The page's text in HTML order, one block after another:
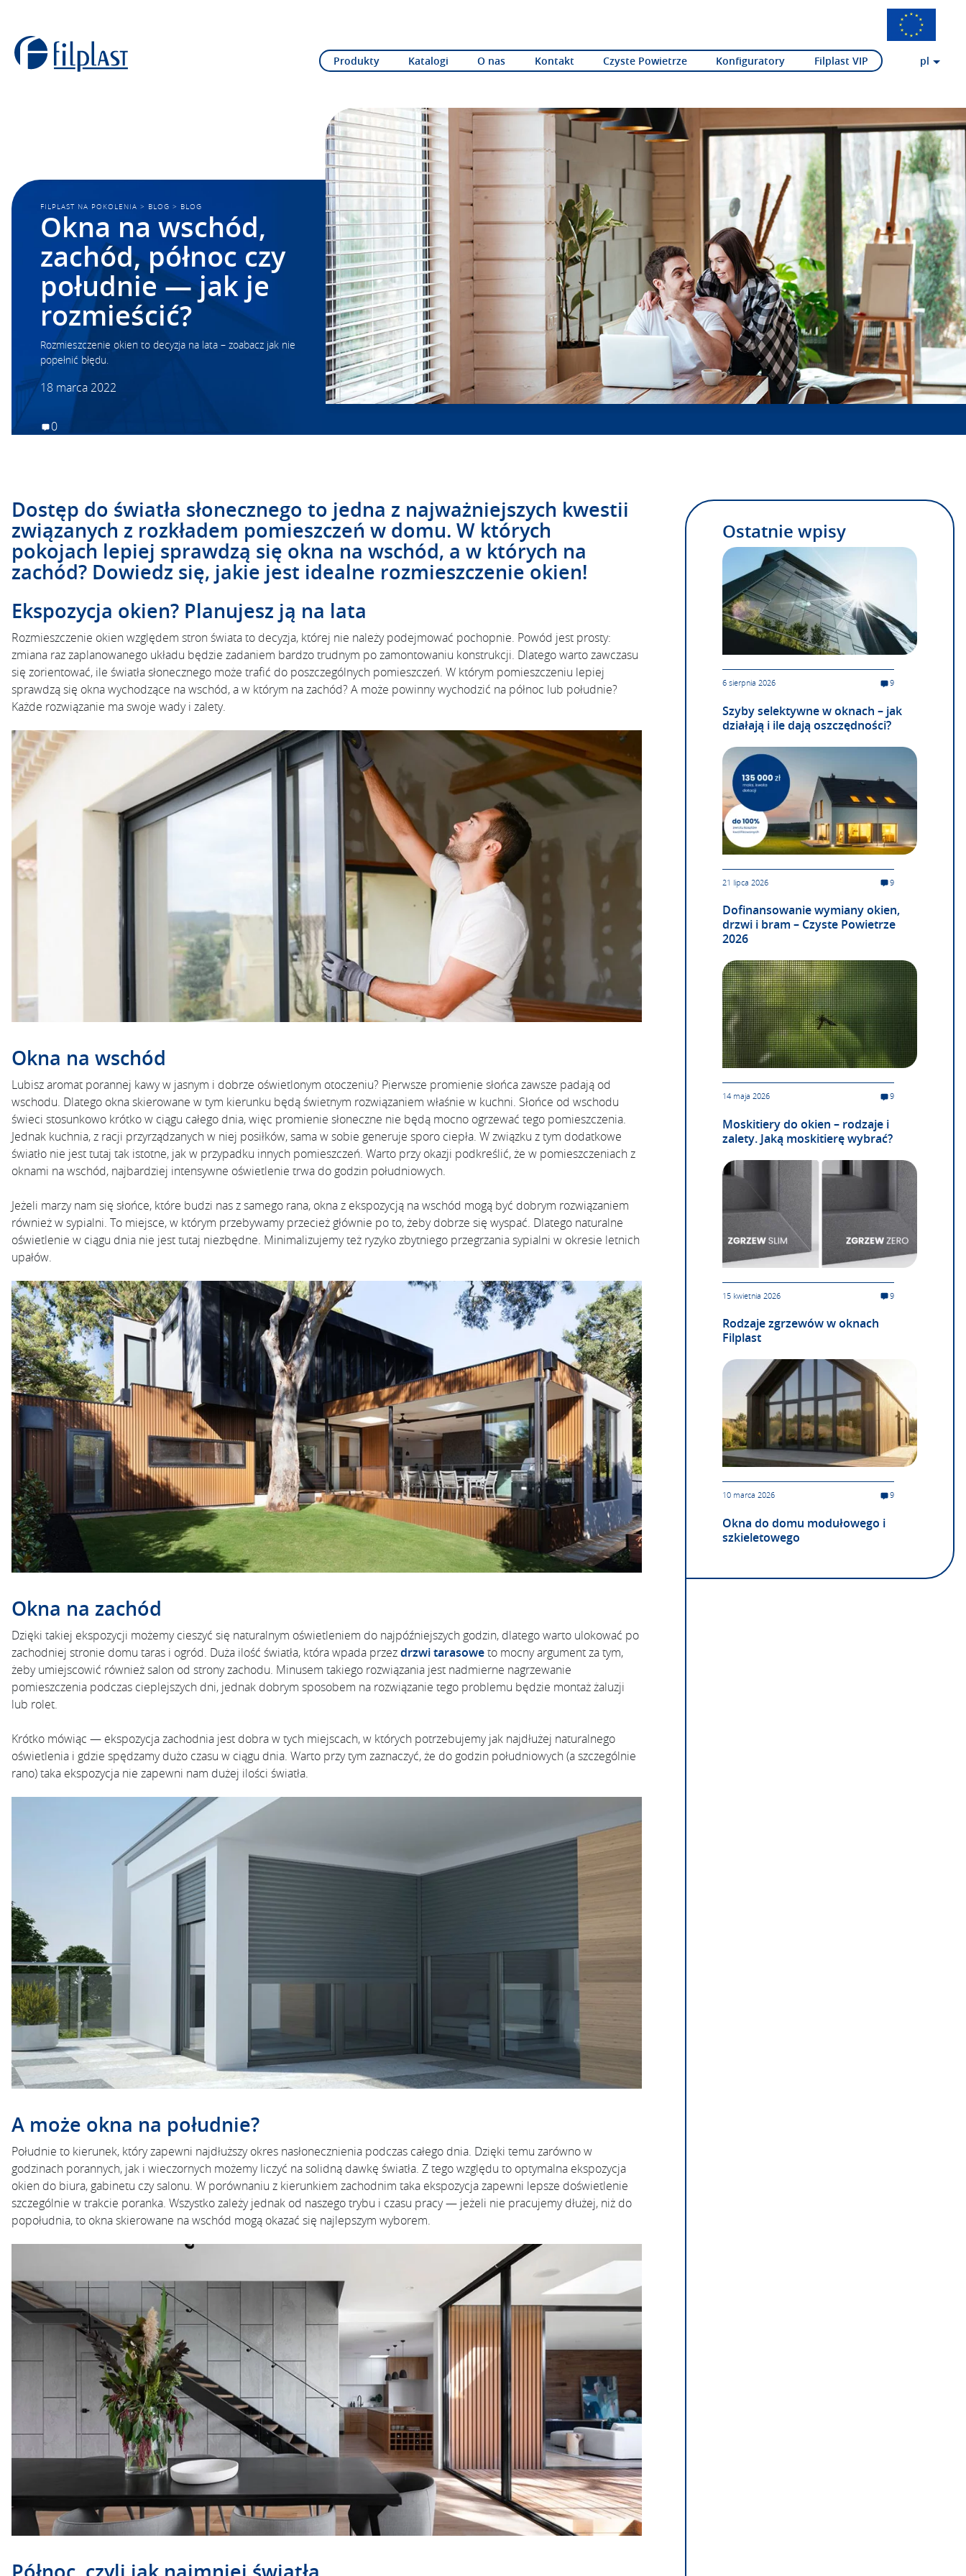
Produkty Katalogi O nas Kontakt Czyste Powietrze Konfiguratory Filplast VIP pl
FILPLAST NA POKOLENIA > BLOG > BLOG
Okna na wschód,
zachód, północ czy
południe — jak je
rozmieścić?
Rozmieszczenie okien to decyzja na lata – zoabacz jak nie
popełnić błędu.
18 marca 2022
0
Dostęp do światła słonecznego to jedna z najważniejszych kwestii
związanych z rozkładem pomieszczeń w domu. W których
pokojach lepiej sprawdzą się okna na wschód, a w których na
zachód? Dowiedz się, jakie jest idealne rozmieszczenie okien!
Ekspozycja okien? Planujesz ją na lata
Rozmieszczenie okien względem stron świata to decyzja, której nie należy podejmować pochopnie. Powód jest prosty:
zmiana raz zaplanowanego układu będzie zadaniem bardzo trudnym po zamontowaniu konstrukcji. Dlatego warto zawczasu
się zorientować, ile światła słonecznego może trafić do poszczególnych pomieszczeń. W którym pomieszczeniu lepiej
sprawdzą się okna wychodzące na wschód, a w którym na zachód? A może powinny wychodzić na północ lub południe?
Każde rozwiązanie ma swoje wady i zalety.
Okna na wschód
Lubisz aromat porannej kawy w jasnym i dobrze oświetlonym otoczeniu? Pierwsze promienie słońca zawsze padają od
wschodu. Dlatego okna skierowane w tym kierunku będą świetnym rozwiązaniem właśnie w kuchni. Słońce od wschodu
świeci stosunkowo krótko w ciągu całego dnia, więc promienie słoneczne nie będą mocno ogrzewać tego pomieszczenia.
Jednak kuchnia, z racji przyrządzanych w niej posiłków, sama w sobie generuje sporo ciepła. W związku z tym dodatkowe
światło nie jest tutaj tak istotne, jak w przypadku innych pomieszczeń. Warto przy okazji podkreślić, że w pomieszczeniach z
oknami na wschód, najbardziej intensywne oświetlenie trwa do godzin południowych.
Jeżeli marzy nam się słońce, które budzi nas z samego rana, okna z ekspozycją na wschód mogą być dobrym rozwiązaniem
również w sypialni. To miejsce, w którym przebywamy przecież głównie po to, żeby dobrze się wyspać. Dlatego naturalne
oświetlenie w ciągu dnia nie jest tutaj niezbędne. Minimalizujemy też ryzyko zbytniego przegrzania sypialni w okresie letnich
upałów.
Okna na zachód
Dzięki takiej ekspozycji możemy cieszyć się naturalnym oświetleniem do najpóźniejszych godzin, dlatego warto ulokować po
zachodniej stronie domu taras i ogród. Duża ilość światła, która wpada przezdrzwi tarasoweto mocny argument za tym,
żeby umiejscowić również salon od strony zachodu. Minusem takiego rozwiązania jest nadmierne nagrzewanie
pomieszczenia podczas cieplejszych dni, jednak dobrym sposobem na rozwiązanie tego problemu będzie montaż żaluzji
lub rolet.
Krótko mówiąc — ekspozycja zachodnia jest dobra w tych miejscach, w których potrzebujemy jak najdłużej naturalnego
oświetlenia i gdzie spędzamy dużo czasu w ciągu dnia. Warto przy tym zaznaczyć, że do godzin południowych (a szczególnie
rano) taka ekspozycja nie zapewni nam dużej ilości światła.
A może okna na południe?
Południe to kierunek, który zapewni najdłuższy okres nasłonecznienia podczas całego dnia. Dzięki temu zarówno w
godzinach porannych, jak i wieczornych możemy liczyć na solidną dawkę światła. Z tego względu to optymalna ekspozycja
okien do biura, gabinetu czy salonu. W porównaniu z kierunkiem zachodnim taka ekspozycja zapewni lepsze doświetlenie
szczególnie w trakcie poranka. Wszystko zależy jednak od naszego trybu i czasu pracy — jeżeli nie pracujemy dłużej, niż do
popołudnia, to okna skierowane na wschód mogą okazać się najlepszym wyborem.
Ostatnie wpisy
6 sierpnia 2026 9
Szyby selektywne w oknach – jak
działają i ile dają oszczędności?
21 lipca 2026 9
Dofinansowanie wymiany okien,
drzwi i bram – Czyste Powietrze
2026
14 maja 2026 9
Moskitiery do okien – rodzaje i
zalety. Jaką moskitierę wybrać?
15 kwietnia 2026 9
Rodzaje zgrzewów w oknach
Filplast
10 marca 2026 9
Okna do domu modułowego i
szkieletowego